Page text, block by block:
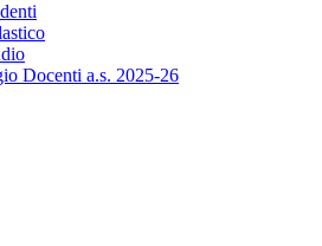
Docenti a.s. 2025-26